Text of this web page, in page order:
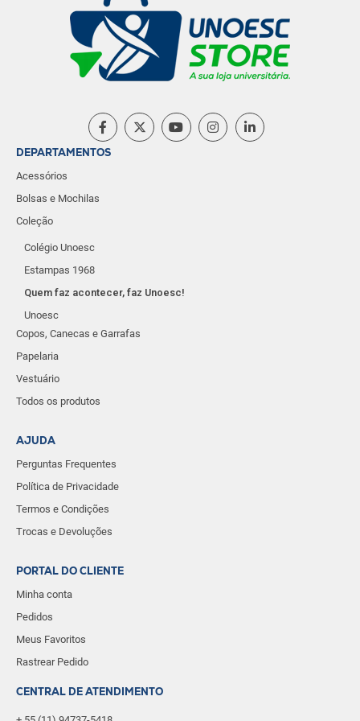
DEPARTAMENTOS
Acessórios
Bolsas e Mochilas
Coleção
Colégio Unoesc
Estampas 1968
Quem faz acontecer, faz Unoesc!
Unoesc
Copos, Canecas e Garrafas
Papelaria
Vestuário
Todos os produtos
AJUDA
Perguntas Frequentes
Política de Privacidade
Termos e Condições
Trocas e Devoluções
PORTAL DO CLIENTE
Minha conta
Pedidos
Meus Favoritos
Rastrear Pedido
CENTRAL DE ATENDIMENTO